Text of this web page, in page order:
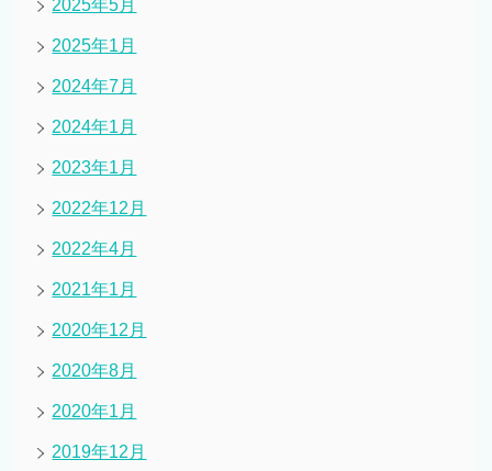
2025年5月
2025年1月
2024年7月
2024年1月
2023年1月
2022年12月
2022年4月
2021年1月
2020年12月
2020年8月
2020年1月
2019年12月